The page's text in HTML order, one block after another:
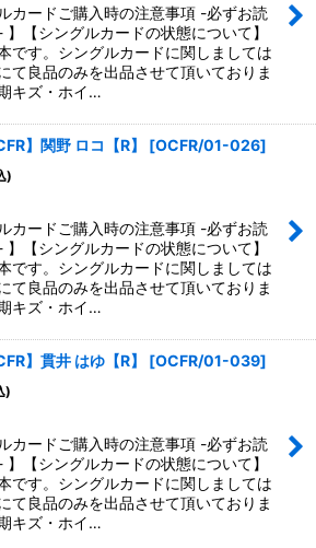
ルカードご購入時の注意事項 -必ずお読
】【シングルカードの状態について】
です。シングルカードに関しましては
て良品のみを出品させて頂いておりま
キズ・ホイ…
】関野 ロコ【R】 [OCFR/01-026]
)
ルカードご購入時の注意事項 -必ずお読
】【シングルカードの状態について】
です。シングルカードに関しましては
て良品のみを出品させて頂いておりま
キズ・ホイ…
】貫井 はゆ【R】 [OCFR/01-039]
)
ルカードご購入時の注意事項 -必ずお読
】【シングルカードの状態について】
です。シングルカードに関しましては
て良品のみを出品させて頂いておりま
キズ・ホイ…